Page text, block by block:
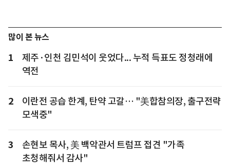
많이 본 뉴스
1
제주·인천 김민석이 웃었다... 누적 득표도 정청래에
역전
2
이란전 공습 한계, 탄약 고갈… "美합참의장, 출구전략
모색중"
3
손현보 목사, 美 백악관서 트럼프 접견 "가족
초청해줘서 감사"